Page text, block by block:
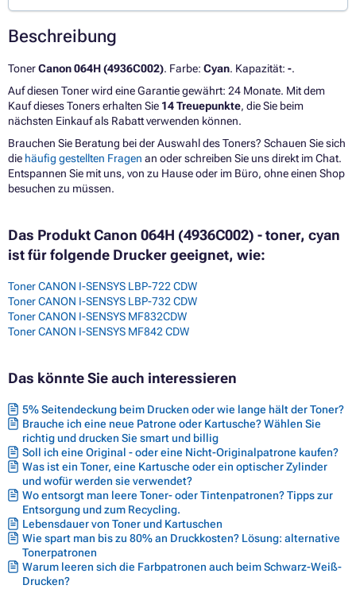
Beschreibung
TonerCanon 064H (4936C002). Farbe: Cyan. Kapazität: -.
Auf diesen Toner wird eine Garantie gewährt: 24 Monate. Mit dem
Kauf dieses Toners erhalten Sie 14 Treuepunkte, die Sie beim
nächsten Einkauf als Rabatt verwenden können.
Brauchen Sie Beratung bei der Auswahl des Toners? Schauen Sie sich
die häufig gestellten Fragen an oder schreiben Sie uns direkt im Chat.
Entspannen Sie mit uns, von zu Hause oder im Büro, ohne einen Shop
besuchen zu müssen.
Das Produkt Canon 064H (4936C002) - toner, cyan
ist für folgende Drucker geeignet, wie:
Toner CANON I-SENSYS LBP-722 CDW
Toner CANON I-SENSYS LBP-732 CDW
Toner CANON I-SENSYS MF832CDW
Toner CANON I-SENSYS MF842 CDW
Das könnte Sie auch interessieren
5% Seitendeckung beim Drucken oder wie lange hält der Toner?
Brauche ich eine neue Patrone oder Kartusche? Wählen Sie
richtig und drucken Sie smart und billig
Soll ich eine Original - oder eine Nicht-Originalpatrone kaufen?
Was ist ein Toner, eine Kartusche oder ein optischer Zylinder
und wofür werden sie verwendet?
Wo entsorgt man leere Toner- oder Tintenpatronen? Tipps zur
Entsorgung und zum Recycling.
Lebensdauer von Toner und Kartuschen
Wie spart man bis zu 80% an Druckkosten? Lösung: alternative
Tonerpatronen
Warum leeren sich die Farbpatronen auch beim Schwarz-Weiß-
Drucken?